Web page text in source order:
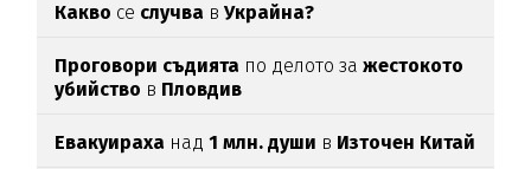
Какво се случва вУкрайна?
Проговори съдията по делото зажестокото
убийство в Пловдив
Евакуираха над1 млн. души в Източен Китай